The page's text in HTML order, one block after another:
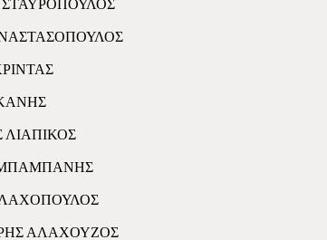
ΣΤΑΥΡΟΠΟΥΛΟΣ
ΛΙΑΠΙΚΟΣ
ΜΠΑΜΠΑΝΗΣ
ΑΛΑΧΟΥΖΟΣ